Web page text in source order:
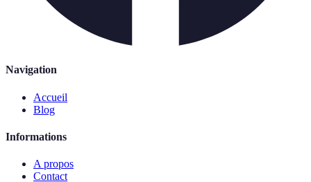
Navigation
Accueil
Blog
Informations
A propos
Contact